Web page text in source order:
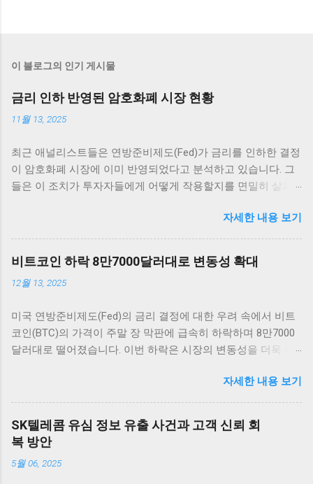
이 블로그의 인기 게시물
금리 인하 반영된 암호화폐 시장 현황
11월 13, 2025
최근 애널리스트들은 연방준비제도(Fed)가 금리를 인하한 결정
이 암호화폐 시장에 이미 반영되었다고 분석하고 있습니다. 그
들은 이 조치가 투자자들에게 어떻게 작용할지를 면밀히 살펴
이 여전히 불확실하다고 전하며 주목받고 있습니다. 암호화폐
시장의 반응 암호화폐 시장은 매우 흥미로운 반응을 보이고 있
습니다. 최근 연방준비제도(Fed)의 금리 인하 발표 이후, 여러
주요 암호화폐의 가격이 즉각적으로 상승세를 타기 시작했습니
다. 이러한 상승세는 애널리스트들에 의하면 이미 시장에 반영
을 살펴보면, 단기적인 가격 변동 범위 내에서 긍정적인 움직임
을 보여 주고 있습니다. 금리 인하 발표가 나자, 비트코인은 약
5% 이상 상승하면서 투자자들에게 희망적인 신호를 전달했습
응하는 것은 상당히 흥미로운 일이며, 앞으로의 동향에 대한 논
의가 필요합니다. 그 외에도 이더리움, 리플 등 다른 암호화폐들
도 비슷한 패턴을 보이고 있습니다. 이러한 상황에서 암호화폐
투자자들은 앞으로 금리가 어떻게 변화할지를 주의 깊게 지켜
상승할 수 있을지에 대한 불확실성이 여전히 존재하기 때문입
자세한 내용 보기
비트코인 하락 8만7000달러대로 변동성 확대
12월 13, 2025
미국 연방준비제도(Fed)의 금리 결정에 대한 우려 속에서 비트
코인(BTC)의 가격이 주말 장 막판에 급속히 하락하며 8만7000
달러대로 떨어졌습니다. 이번 하락은 시장의 변동성을 더욱 부
다. 이러한 변화는 비트코인 및 암호화폐 시장 전체에 큰 영향을
미칠 것으로 보입니다. 비트코인 하락 배경: FOMC와 시장 반응
비트코인 가격이 8만7000달러대까지 떨어진 배경에는 미국 연
준의 금리 결정이 큰 역할을 하고 있습니다. 투자자들은 연준이
금리를 얼마나 인상할지를 주의 깊게 살펴보고 있으며, 이로 인
해 비트코인 시장에 부정적인 영향을 미치고 있습니다.
자세한 내용 보기
SK텔레콤 유심 정보 유출 사건과 고객 신뢰 회
복 방안
5월 06, 2025